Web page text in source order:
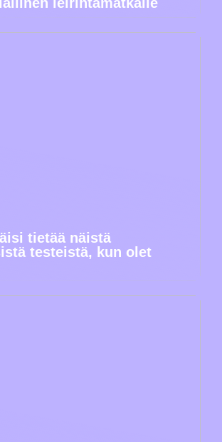
tietää näistä
testeistä, kun olet